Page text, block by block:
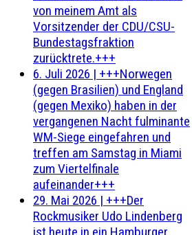
von meinem Amt als
Vorsitzender der CDU/CSU-
Bundestagsfraktion
zurücktrete.+++
6. Juli 2026 | +++Norwegen
(gegen Brasilien) und England
(gegen Mexiko) haben in der
vergangenen Nacht fulminante
WM-Siege eingefahren und
treffen am Samstag in Miami
zum Viertelfinale
aufeinander+++
29. Mai 2026 | +++Der
Rockmusiker Udo Lindenberg